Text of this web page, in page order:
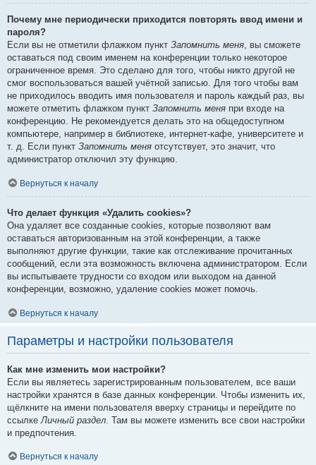
Почему мне периодически приходится повторять ввод имени и
пароля?
Если вы не отметили флажком пункт Запомнить меня, вы сможете
оставаться под своим именем на конференции только некоторое
ограниченное время. Это сделано для того, чтобы никто другой не
смог воспользоваться вашей учётной записью. Для того чтобы вам
не приходилось вводить имя пользователя и пароль каждый раз, вы
можете отметить флажком пункт Запомнить меня при входе на
конференцию. Не рекомендуется делать это на общедоступном
компьютере, например в библиотеке, интернет-кафе, университете и
т. д. Если пункт Запомнить меня отсутствует, это значит, что
администратор отключил эту функцию.
Вернуться к началу
Что делает функция «Удалить cookies»?
Она удаляет все созданные cookies, которые позволяют вам
оставаться авторизованным на этой конференции, а также
выполняют другие функции, такие как отслеживание прочитанных
сообщений, если эта возможность включена администратором. Если
вы испытываете трудности со входом или выходом на данной
конференции, возможно, удаление cookies может помочь.
Вернуться к началу
Параметры и настройки пользователя
Как мне изменить мои настройки?
Если вы являетесь зарегистрированным пользователем, все ваши
настройки хранятся в базе данных конференции. Чтобы изменить их,
щёлкните на имени пользователя вверху страницы и перейдите по
ссылке Личный раздел . Там вы можете изменить все свои настройки
и предпочтения.
Вернуться к началу